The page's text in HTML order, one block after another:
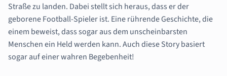
Straße zu landen. Dabei stellt sich heraus, dass er der
geborene Football-Spieler ist. Eine rührende Geschichte, die
einem beweist, dass sogar aus dem unscheinbarsten
Menschen ein Held werden kann. Auch diese Story basiert
sogar auf einer wahren Begebenheit!